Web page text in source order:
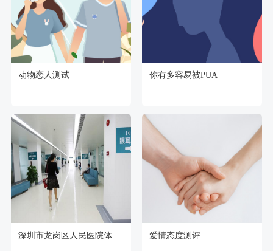
动物恋人测试 你有多容易被PUA
深圳市龙岗区人民医院体检中心 爱情态度测评